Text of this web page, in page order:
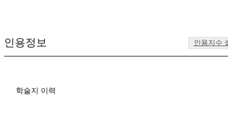
인용정보 인용지수
학술지 이력